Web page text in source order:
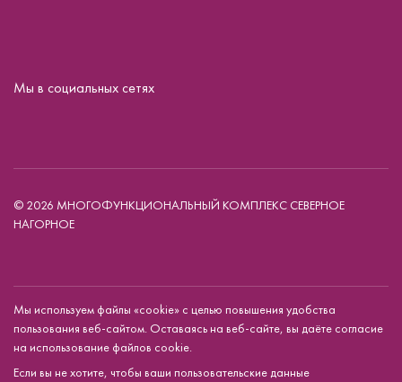
Мы в социальных сетях
© 2026 МНОГОФУНКЦИОНАЛЬНЫЙ КОМПЛЕКС СЕВЕРНОЕ
НАГОРНОЕ
Мы используем файлы «cookie» с целью повышения удобства
пользования веб-сайтом. Оставаясь на веб-сайте, вы даёте согласие
на использование файлов cookie.
Если вы не хотите, чтобы ваши пользовательские данные